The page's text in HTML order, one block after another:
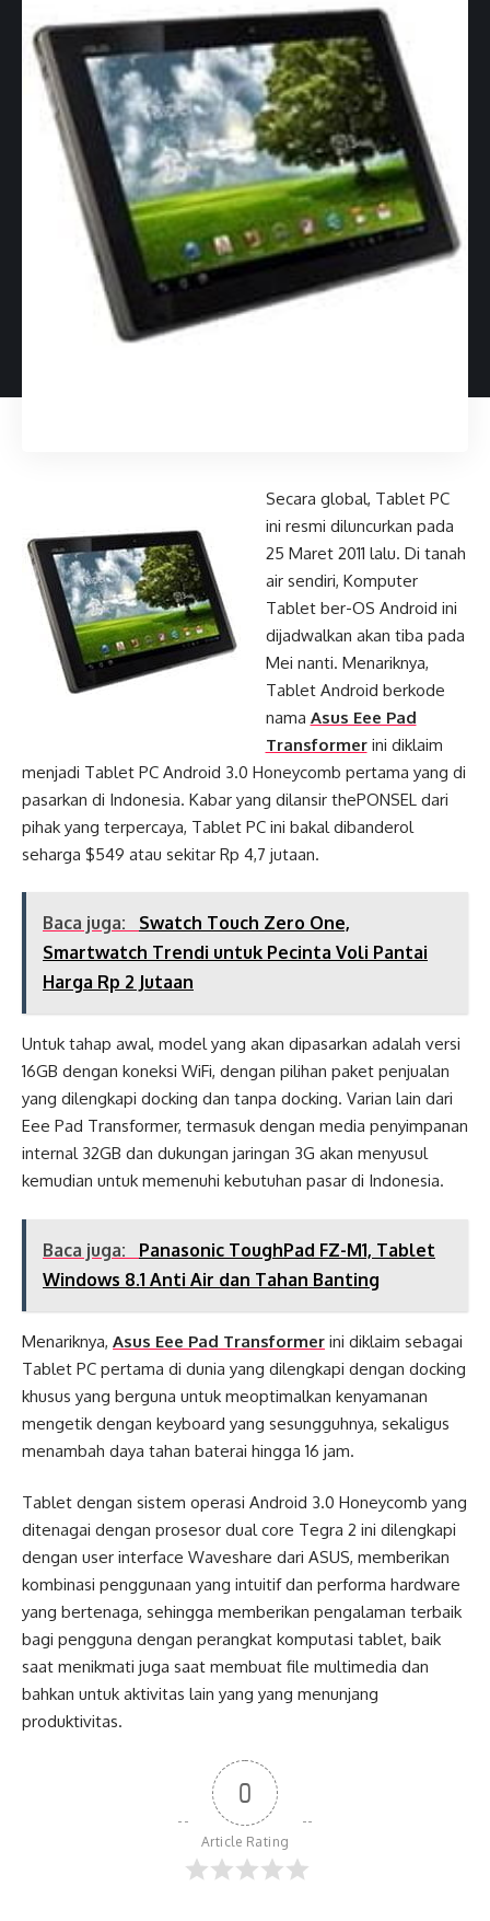
Secara global, Tablet PC
ini resmi diluncurkan pada
25 Maret 2011 lalu. Di tanah
air sendiri, Komputer
Tablet ber-OS Android ini
dijadwalkan akan tiba pada
Mei nanti. Menariknya,
Tablet Android berkode
nama Asus Eee Pad
Transformerini diklaim
menjadi Tablet PC Android 3.0 Honeycomb pertama yang di
pasarkan di Indonesia. Kabar yang dilansir thePONSEL dari
pihak yang terpercaya, Tablet PC ini bakal dibanderol
seharga $549 atau sekitar Rp 4,7 jutaan.
Baca juga:
Swatch Touch Zero One,
Smartwatch Trendi untuk Pecinta Voli Pantai
Harga Rp 2 Jutaan
Untuk tahap awal, model yang akan dipasarkan adalah versi
16GB dengan koneksi WiFi, dengan pilihan paket penjualan
yang dilengkapi docking dan tanpa docking. Varian lain dari
Eee Pad Transformer, termasuk dengan media penyimpanan
internal 32GB dan dukungan jaringan 3G akan menyusul
kemudian untuk memenuhi kebutuhan pasar di Indonesia.
Baca juga:
Panasonic ToughPad FZ-M1, Tablet
Windows 8.1 Anti Air dan Tahan Banting
Menariknya, Asus Eee Pad Transformer ini diklaim sebagai
Tablet PC pertama di dunia yang dilengkapi dengan docking
khusus yang berguna untuk meoptimalkan kenyamanan
mengetik dengan keyboard yang sesungguhnya, sekaligus
menambah daya tahan baterai hingga 16 jam.
Tablet dengan sistem operasi Android 3.0 Honeycomb yang
ditenagai dengan prosesor dual core Tegra 2 ini dilengkapi
dengan user interface Waveshare dari ASUS, memberikan
kombinasi penggunaan yang intuitif dan performa hardware
yang bertenaga, sehingga memberikan pengalaman terbaik
bagi pengguna dengan perangkat komputasi tablet, baik
saat menikmati juga saat membuat file multimedia dan
bahkan untuk aktivitas lain yang yang menunjang
produktivitas.
0
Article Rating